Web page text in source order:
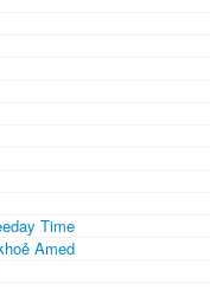
Time
Amed